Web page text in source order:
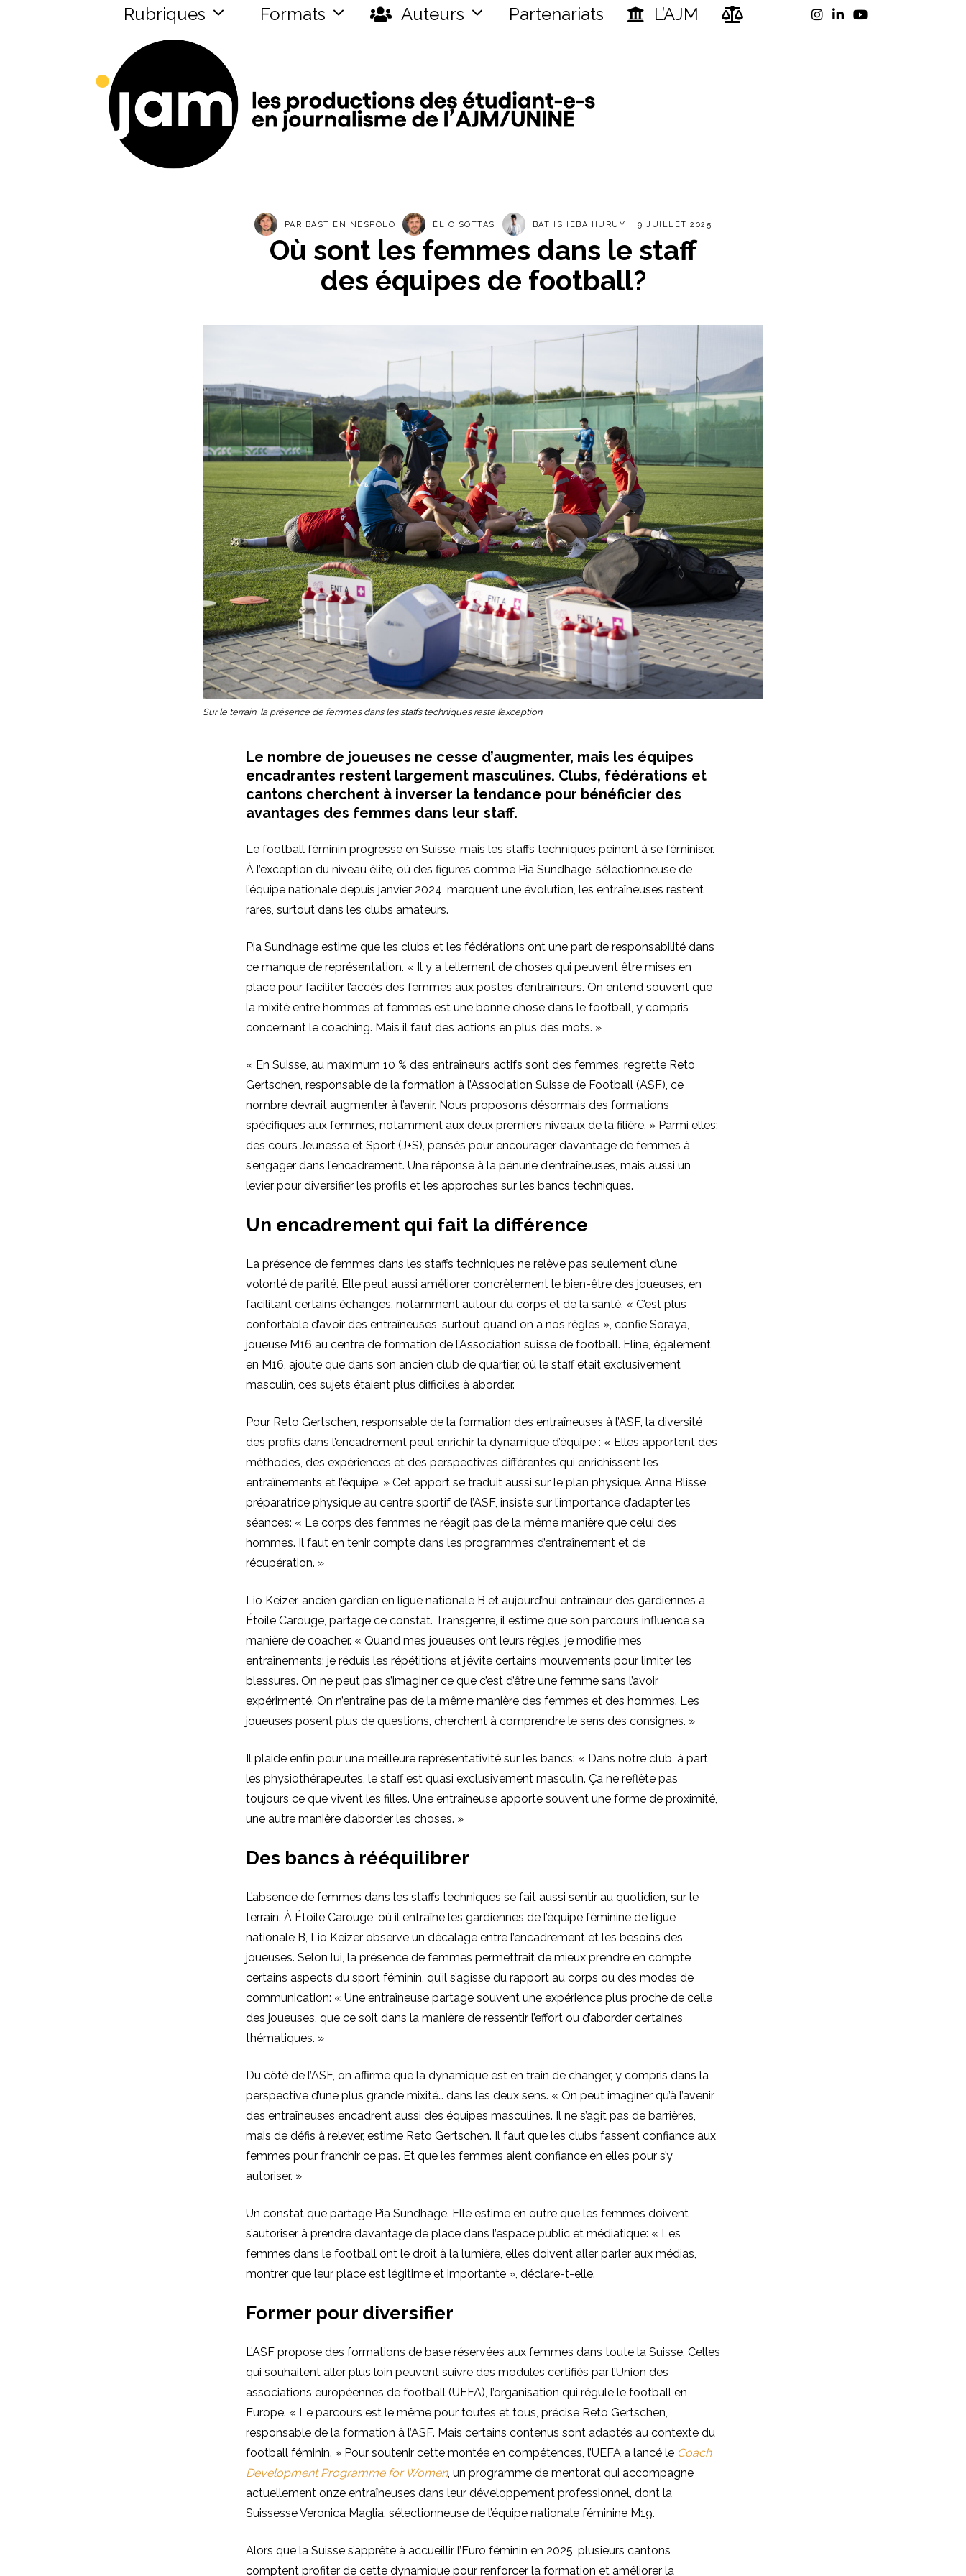
Rubriques Formats Auteurs Partenariats L’AJM
PAR BASTIEN NESPOLO ÉLIO SOTTAS BATHSHEBA HURUY 9 JUILLET 2025
Où sont les femmes dans le staff
des équipes de football?
Sur le terrain, la présence de femmes dans les staffs techniques reste l’exception.
Le nombre de joueuses ne cesse d’augmenter, mais les équipes
encadrantes restent largement masculines. Clubs, fédérations et
cantons cherchent à inverser la tendance pour bénéficier des
avantages des femmes dans leur staff.
Le football féminin progresse en Suisse, mais les staffs techniques peinent à se féminiser.
À l’exception du niveau élite, où des figures comme Pia Sundhage, sélectionneuse de
l’équipe nationale depuis janvier 2024, marquent une évolution, les entraîneuses restent
rares, surtout dans les clubs amateurs.
Pia Sundhage estime que les clubs et les fédérations ont une part de responsabilité dans
ce manque de représentation. « Il y a tellement de choses qui peuvent être mises en
place pour faciliter l’accès des femmes aux postes d’entraîneurs. On entend souvent que
la mixité entre hommes et femmes est une bonne chose dans le football, y compris
concernant le coaching. Mais il faut des actions en plus des mots. »
« En Suisse, au maximum 10 % des entraîneurs actifs sont des femmes, regrette Reto
Gertschen, responsable de la formation à l’Association Suisse de Football (ASF), ce
nombre devrait augmenter à l’avenir. Nous proposons désormais des formations
spécifiques aux femmes, notamment aux deux premiers niveaux de la filière. » Parmi elles:
des cours Jeunesse et Sport (J+S), pensés pour encourager davantage de femmes à
s’engager dans l’encadrement. Une réponse à la pénurie d’entraîneuses, mais aussi un
levier pour diversifier les profils et les approches sur les bancs techniques.
Un encadrement qui fait la différence
La présence de femmes dans les staffs techniques ne relève pas seulement d’une
volonté de parité. Elle peut aussi améliorer concrètement le bien-être des joueuses, en
facilitant certains échanges, notamment autour du corps et de la santé. « C’est plus
confortable d’avoir des entraîneuses, surtout quand on a nos règles », confie Soraya,
joueuse M16 au centre de formation de l’Association suisse de football. Eline, également
en M16, ajoute que dans son ancien club de quartier, où le staff était exclusivement
masculin, ces sujets étaient plus difficiles à aborder.
Pour Reto Gertschen, responsable de la formation des entraîneuses à l’ASF, la diversité
des profils dans l’encadrement peut enrichir la dynamique d’équipe : « Elles apportent des
méthodes, des expériences et des perspectives différentes qui enrichissent les
entraînements et l’équipe. » Cet apport se traduit aussi sur le plan physique. Anna Blisse,
préparatrice physique au centre sportif de l’ASF, insiste sur l’importance d’adapter les
séances: « Le corps des femmes ne réagit pas de la même manière que celui des
hommes. Il faut en tenir compte dans les programmes d’entraînement et de
récupération. »
Lio Keizer, ancien gardien en ligue nationale B et aujourd’hui entraîneur des gardiennes à
Étoile Carouge, partage ce constat. Transgenre, il estime que son parcours influence sa
manière de coacher. « Quand mes joueuses ont leurs règles, je modifie mes
entraînements: je réduis les répétitions et j’évite certains mouvements pour limiter les
blessures. On ne peut pas s’imaginer ce que c’est d’être une femme sans l’avoir
expérimenté. On n’entraîne pas de la même manière des femmes et des hommes. Les
joueuses posent plus de questions, cherchent à comprendre le sens des consignes. »
Il plaide enfin pour une meilleure représentativité sur les bancs: « Dans notre club, à part
les physiothérapeutes, le staff est quasi exclusivement masculin. Ça ne reflète pas
toujours ce que vivent les filles. Une entraîneuse apporte souvent une forme de proximité,
une autre manière d’aborder les choses. »
Des bancs à rééquilibrer
L’absence de femmes dans les staffs techniques se fait aussi sentir au quotidien, sur le
terrain. À Étoile Carouge, où il entraîne les gardiennes de l’équipe féminine de ligue
nationale B, Lio Keizer observe un décalage entre l’encadrement et les besoins des
joueuses. Selon lui, la présence de femmes permettrait de mieux prendre en compte
certains aspects du sport féminin, qu’il s’agisse du rapport au corps ou des modes de
communication: « Une entraîneuse partage souvent une expérience plus proche de celle
des joueuses, que ce soit dans la manière de ressentir l’effort ou d’aborder certaines
thématiques. »
Du côté de l’ASF, on affirme que la dynamique est en train de changer, y compris dans la
perspective d’une plus grande mixité… dans les deux sens. « On peut imaginer qu’à l’avenir,
des entraîneuses encadrent aussi des équipes masculines. Il ne s’agit pas de barrières,
mais de défis à relever, estime Reto Gertschen. Il faut que les clubs fassent confiance aux
femmes pour franchir ce pas. Et que les femmes aient confiance en elles pour s’y
autoriser. »
Un constat que partage Pia Sundhage. Elle estime en outre que les femmes doivent
s’autoriser à prendre davantage de place dans l’espace public et médiatique: « Les
femmes dans le football ont le droit à la lumière, elles doivent aller parler aux médias,
montrer que leur place est légitime et importante », déclare-t-elle.
Former pour diversifier
L’ASF propose des formations de base réservées aux femmes dans toute la Suisse. Celles
qui souhaitent aller plus loin peuvent suivre des modules certifiés par l’Union des
associations européennes de football (UEFA), l’organisation qui régule le football en
Europe. « Le parcours est le même pour toutes et tous, précise Reto Gertschen,
responsable de la formation à l’ASF. Mais certains contenus sont adaptés au contexte du
football féminin. » Pour soutenir cette montée en compétences, l’UEFA a lancé le Coach
Development Programme for Women, un programme de mentorat qui accompagne
actuellement onze entraîneuses dans leur développement professionnel, dont la
Suissesse Veronica Maglia, sélectionneuse de l’équipe nationale féminine M19.
Alors que la Suisse s’apprête à accueillir l’Euro féminin en 2025, plusieurs cantons
comptent profiter de cette dynamique pour renforcer la formation et améliorer la